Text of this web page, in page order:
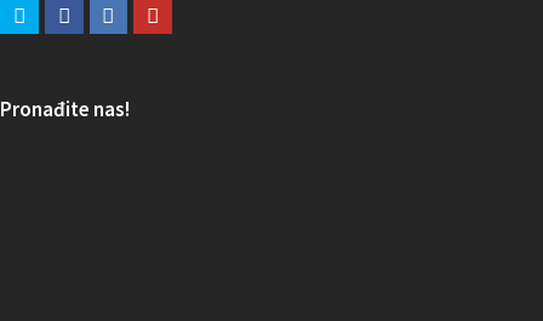
Pronađite nas!